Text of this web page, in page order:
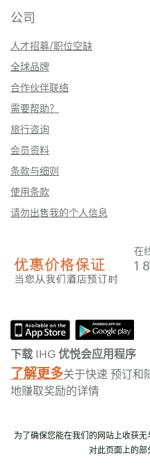
公司
人才招募/职位空缺
全球品牌
合作伙伴联络
需要帮助？
旅行咨询
会员资料
条款与细则
使用条款
请勿出售我的个人信息
在
1
下载 IHG 优悦会应用程序
了解更多关于快速 预订和
地赚取奖励的详情
为了确保您能在我们的网站上收获无
对此页面上的部